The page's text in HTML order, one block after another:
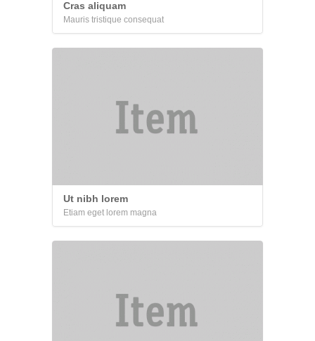
Cras aliquam
Mauris tristique consequat
Ut nibh lorem
Etiam eget lorem magna